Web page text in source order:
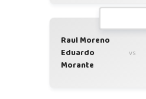
Raul Moreno
Eduardo
Morante
vs